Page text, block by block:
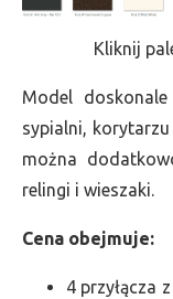
Kliknij
Model
sypialni,
można
relingi i wieszaki.
Cena obejmuje:
4 przyłącza